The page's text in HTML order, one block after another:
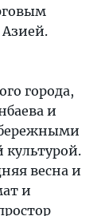
города,
и
весна и
и